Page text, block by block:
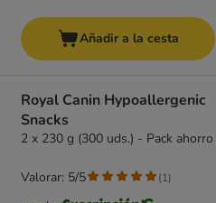
Añadir a la cesta
Royal Canin Hypoallergenic
Snacks
2 x 230 g (300 uds.) - Pack ahorro
Valorar: 5/5 (1)